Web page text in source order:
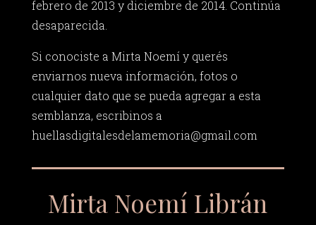
febrero de 2013 y diciembre de 2014. Continúa
desaparecida.
Si conociste a Mirta Noemí y querés
enviarnos nueva información, fotos o
cualquier dato que se pueda agregar a esta
semblanza, escribinos a
huellasdigitalesdelamemoria@gmail.com
Mirta Noemí Librán